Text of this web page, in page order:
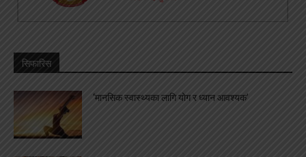
सिफारिस
‘मानसिक स्वास्थ्यका लागि योग र ध्यान आवश्यक’